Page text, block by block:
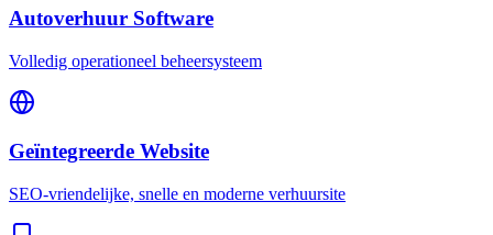
Autoverhuur Software
Volledig operationeel beheersysteem
Geïntegreerde Website
SEO-vriendelijke, snelle en moderne verhuursite